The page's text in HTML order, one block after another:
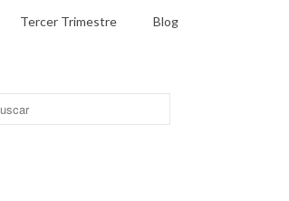
Tercer Trimestre Blog